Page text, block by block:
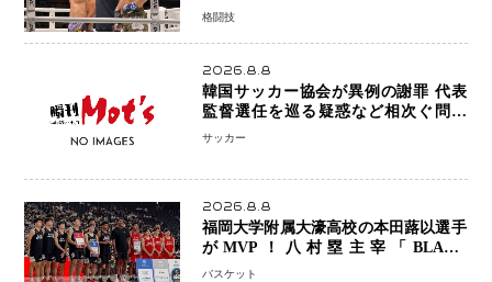
抜き、リアネイキッドチョークで勝利
格闘技
2026.8.8
韓国サッカー協会が異例の謝罪 代表
監督選任を巡る疑惑など相次ぐ問題
「組織の刷新」誓う
サッカー
2026.8.8
福岡大学附属大濠高校の本田蕗以選手
がMVP！八村塁主宰「BLACK
SAMURAI SUMMIT 2026」で存在
バスケット